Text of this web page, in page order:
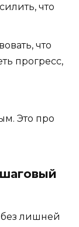
что
что
прогресс,
Это про
лишней